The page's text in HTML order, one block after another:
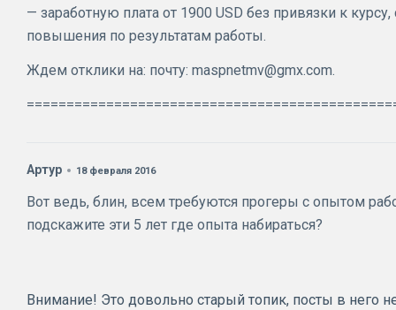
— заработную плата от 1900 USD без привязки к
повышения по результатам работы.
Ждем отклики на: почту: maspnetmv@gmx.com.
Артур 18 февраля 2016
Вот ведь, блин, всем требуются прогеры с опытом
подскажите эти 5 лет где опыта набираться?
Внимание! Это довольно старый топик, посты в него